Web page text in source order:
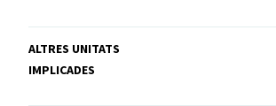
ALTRES UNITATS
IMPLICADES